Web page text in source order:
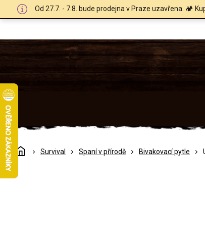
Od 27.7. - 7.8. bude prodejna v Praze uzavřena. 🏕️
DomůSurvival Spaní v přírodě Bivakovací pytle